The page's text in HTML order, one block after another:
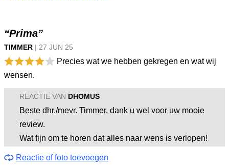
“Prima”
TIMMER | 27 JUN 25
Precies wat we hebben gekregen en wat wij
wensen.
REACTIE VAN DHOMUS
Beste dhr./mevr. Timmer, dank u wel voor uw mooie
review.
Wat fijn om te horen dat alles naar wens is verlopen!
Reactie of foto toevoegen